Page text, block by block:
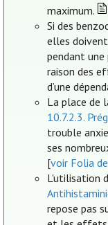
maximum.
Si des
elles
pendant une
raison des
d’une
La place de
10.7.2.3.
trouble
ses
[voir Folia
L'utilisation
repose pas